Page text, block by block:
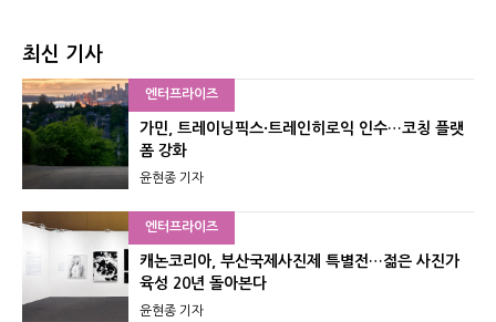
최신 기사
엔터프라이즈
가민, 트레이닝픽스·트레인히로익 인수…코칭 플랫
폼 강화
윤현종 기자
엔터프라이즈
캐논코리아, 부산국제사진제 특별전…젊은 사진가
육성 20년 돌아본다
윤현종 기자